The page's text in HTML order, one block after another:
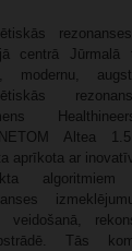
centrā
modernu,
Altea
aprīkota ar
algoritmiem
veidošanā,
Tās